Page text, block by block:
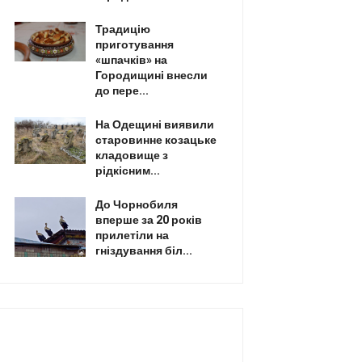
Традицію
приготування
«шпачків» на
Городищині внесли
до пере...
На Одещині виявили
старовинне козацьке
кладовище з
рідкісним...
До Чорнобиля
вперше за 20 років
прилетіли на
гніздування біл...